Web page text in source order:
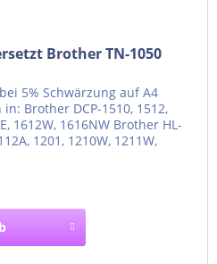
Brother TN-1050
5% Schwärzung auf A4
Brother DCP-1510, 1512,
1612W, 1616NW Brother HL-
1201, 1210W, 1211W,